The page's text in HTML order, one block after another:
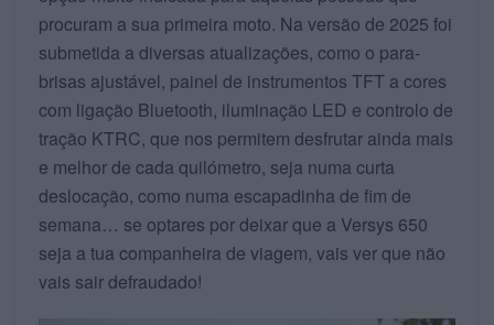
procuram a sua primeira moto. Na versão de 2025 foi
submetida a diversas atualizações, como o para-
brisas ajustável, painel de instrumentos TFT a cores
com ligação Bluetooth, iluminação LED e controlo de
tração KTRC, que nos permitem desfrutar ainda mais
e melhor de cada quilómetro, seja numa curta
deslocação, como numa escapadinha de fim de
semana… se optares por deixar que a Versys 650
seja a tua companheira de viagem, vais ver que não
vais sair defraudado!